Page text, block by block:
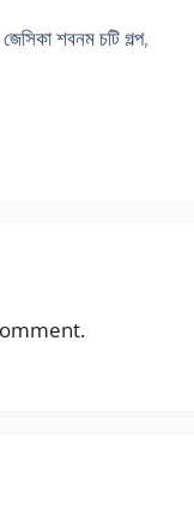
জেসিকা শবনম চটি গল্প,